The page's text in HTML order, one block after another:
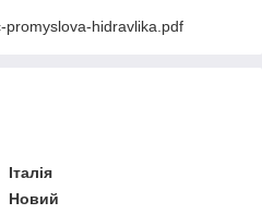
hidravlika.pdf
Італія
Новий